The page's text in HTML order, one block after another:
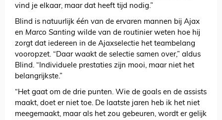
vind je elkaar, maar dat heeft tijd nodig.”
Blind is natuurlijk één van de ervaren mannen bij Ajax
en Marco Santing wilde van de routinier weten hoe hij
zorgt dat iedereen in de Ajaxselectie het teambelang
vooropzet. “Daar waakt de selectie samen over,” aldus
Blind. “Individuele prestaties zijn mooi, maar niet het
belangrijkste.”
“Het gaat om de drie punten. Wie de goals en de assists
maakt, doet er niet toe. De laatste jaren heb ik het niet
meegemaakt, maar als het zou gebeuren, wordt er gelijk